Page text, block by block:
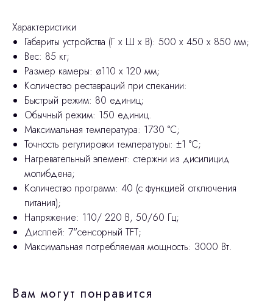
Характеристики
Габариты устройства (Г х Ш х В): 500 х 450 х 850 мм;
Вес: 85 кг;
Размер камеры: ø110 x 120 мм;
Количество реставраций при спекании:
Быстрый режим: 80 единиц;
Обычный режим: 150 единиц.
Максимальная температура: 1730 °С;
Точность регулировки температуры: ±1 °С;
Нагревательный элемент: стержни из дисилицид
молибдена;
Количество программ: 40 (с функцией отключения
питания);
Напряжение: 110/ 220 В, 50/60 Гц;
Дисплей: 7"сенсорный TFT;
Максимальная потребляемая мощность: 3000 Вт.
Вам могут понравится